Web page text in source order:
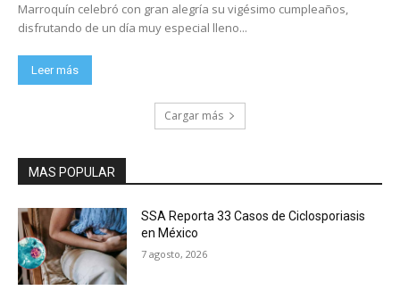
Marroquín celebró con gran alegría su vigésimo cumpleaños,
disfrutando de un día muy especial lleno...
Leer más
Cargar más
MAS POPULAR
SSA Reporta 33 Casos de Ciclosporiasis
en México
7 agosto, 2026